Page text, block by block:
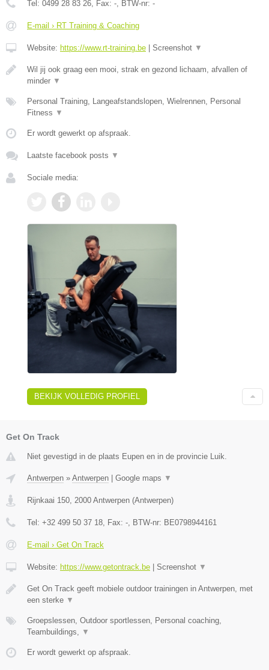
Tel: 0499 28 83 26, Fax: -, BTW-nr: -
E-mail › RT Training & Coaching
Website: https://www.rt-training.be Screenshot ▼
Wil jij ook graag een mooi, strak en gezond lichaam, afvallen of
minder ▼
Personal Training, Langeafstandslopen, Wielrennen, Personal
Fitness ▼
Er wordt gewerkt op afspraak.
Laatste facebook posts ▼
Sociale media:
BEKIJK VOLLEDIG PROFIEL
Get On Track
Niet gevestigd in de plaats Eupen en in de provincie Luik.
Antwerpen » Antwerpen Google maps ▼
Rijnkaai 150, 2000 Antwerpen (Antwerpen)
Tel: +32 499 50 37 18, Fax: -, BTW-nr: BE0798944161
E-mail › Get On Track
Website: https://www.getontrack.be Screenshot ▼
Get On Track geeft mobiele outdoor trainingen in Antwerpen, met
een sterke ▼
Groepslessen, Outdoor sportlessen, Personal coaching,
Teambuildings, ▼
Er wordt gewerkt op afspraak.